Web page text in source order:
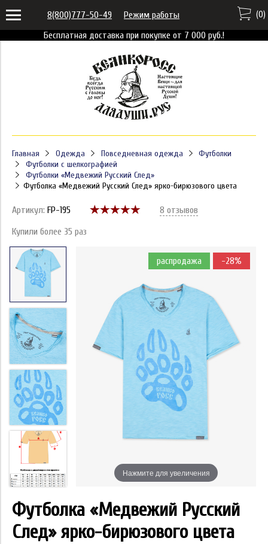
Бесплатная доставка при покупке от 7 000 руб.!
8(800)777-50-49 Режим работы (0)
Главная Одежда Повседневная одежда
Футболки
Футболки с шелкографией
Футболки «Медвежий Русский След»
Футболка «Медвежий Русский След» ярко-бирюзового цвета
Артикул: FP-195 8 отзывов
Купили более 35 раз
распродажа -28%
Нажмите для увеличения
Футболка «Медвежий Русский
След» ярко-бирюзового цвета